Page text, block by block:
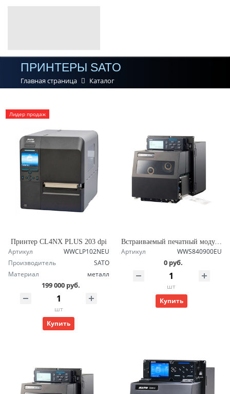
ПРИНТЕРЫ SATO
Главная страница Каталог
Лидер продаж
Принтер CL4NX PLUS 203 dpi
Артикул
WWCLP102NEU
Производитель
SATO
Материал
металл
199 000 руб.
шт
Купить
Встраиваемый печатный модуль SATO S84-ex 305 dpi TT RH
Артикул WWS840900EU
0 руб.
шт
Купить